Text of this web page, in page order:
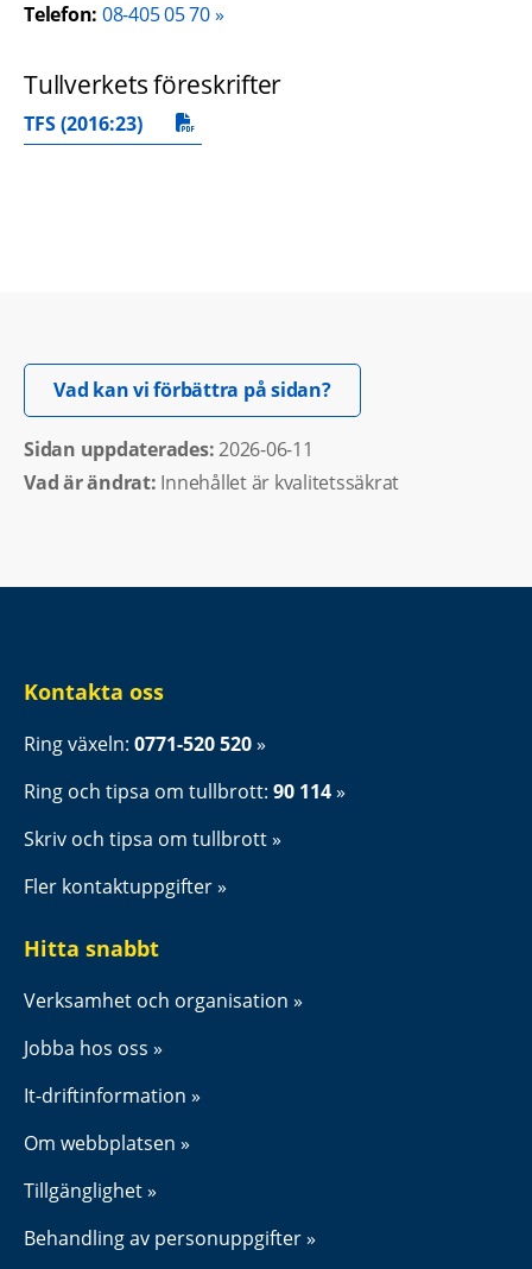
Telefon: 08-405 05 70
Tullverkets föreskrifter
TFS (2016:23)
pdf, 294 kB.
Vad kan vi förbättra på sidan?Öppnas i nytt fönster.
Sidan uppdaterades: 2026-06-11
Vad är ändrat: Innehållet är kvalitetssäkrat
Kontakta oss
Ring växeln: 0771-520 520
Ring och tipsa om tullbrott: 90 114
Skriv och tipsa om tullbrott
Fler kontaktuppgifter
Hitta snabbt
Verksamhet och organisation
Jobba hos oss
It-driftinformation
Om webbplatsen
Tillgänglighet
Behandling av personuppgifter